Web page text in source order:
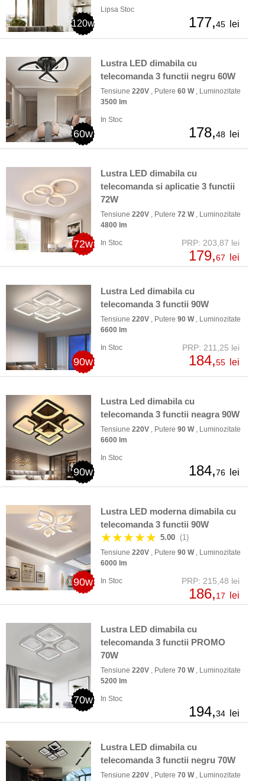
120w
Lipsa Stoc
177,45 lei
60w
Lustra LED dimabila cu
telecomanda 3 functii negru 60W
Tensiune 220V , Putere 60 W, Luminozitate
3500 lm
In Stoc
178,48 lei
72w
Lustra LED dimabila cu
telecomanda si aplicatie 3 functii
72W
Tensiune 220V , Putere 72 W, Luminozitate
4800 lm
In Stoc PRP: 203,87 lei
179,67 lei
90w
Lustra Led dimabila cu
telecomanda 3 functii 90W
Tensiune 220V , Putere 90 W, Luminozitate
6600 lm
In Stoc PRP: 211,25 lei
184,55 lei
90w
Lustra Led dimabila cu
telecomanda 3 functii neagra 90W
Tensiune 220V , Putere 90 W, Luminozitate
6600 lm
In Stoc
184,76 lei
90w
Lustra LED moderna dimabila cu
telecomanda 3 functii 90W
★★★★★ 5.00 (1)
Tensiune 220V , Putere 90 W, Luminozitate
6000 lm
In Stoc PRP: 215,48 lei
186,17 lei
70w
Lustra LED dimabila cu
telecomanda 3 functii PROMO
70W
Tensiune 220V , Putere 70 W, Luminozitate
5200 lm
In Stoc
194,34 lei
Lustra LED dimabila cu
telecomanda 3 functii negru 70W
Tensiune 220V , Putere 70 W, Luminozitate